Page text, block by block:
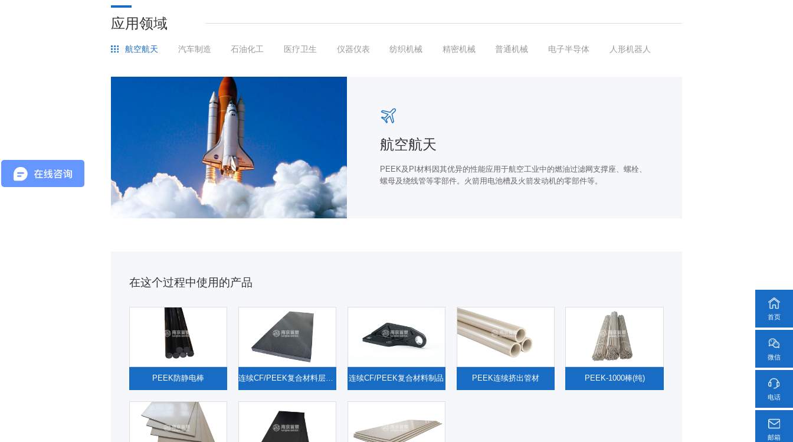
应用领域
航空航天 汽车制造 石油化工 医疗卫生 仪器仪表 纺织机械 精密机械 普通机械 电子半导体 人形机器人
航空航天
PEEK及PI材料因其优异的性能应用于航空工业中的燃油过滤网支撑座、螺栓、
螺母及绕线管等零部件。火箭用电池槽及火箭发动机的零部件等。
在这个过程中使用的产品
PEEK防静电棒 连续CF/PEEK复合材料层压板 连续CF/PEEK复合材料制品 PEEK连续挤出管材 PEEK-1000棒(纯)
首页
微信
电话
邮箱